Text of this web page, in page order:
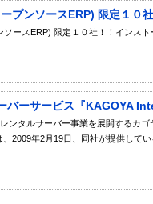
プンソースERP) 限定１０
ソースERP) 限定１０社！！インス
バーサービス『KAGOYA
ンタルサーバー事業を展開するカ
2009年2月19日、同社が提供してい